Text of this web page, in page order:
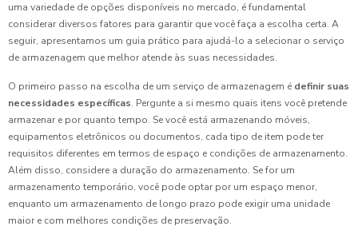
uma variedade de opções disponíveis no mercado, é fundamental
considerar diversos fatores para garantir que você faça a escolha certa. A
seguir, apresentamos um guia prático para ajudá-lo a selecionar o serviço
de armazenagem que melhor atende às suas necessidades.
O primeiro passo na escolha de um serviço de armazenagem é definir suas
necessidades específicas. Pergunte a si mesmo quais itens você pretende
armazenar e por quanto tempo. Se você está armazenando móveis,
equipamentos eletrônicos ou documentos, cada tipo de item pode ter
requisitos diferentes em termos de espaço e condições de armazenamento.
Além disso, considere a duração do armazenamento. Se for um
armazenamento temporário, você pode optar por um espaço menor,
enquanto um armazenamento de longo prazo pode exigir uma unidade
maior e com melhores condições de preservação.